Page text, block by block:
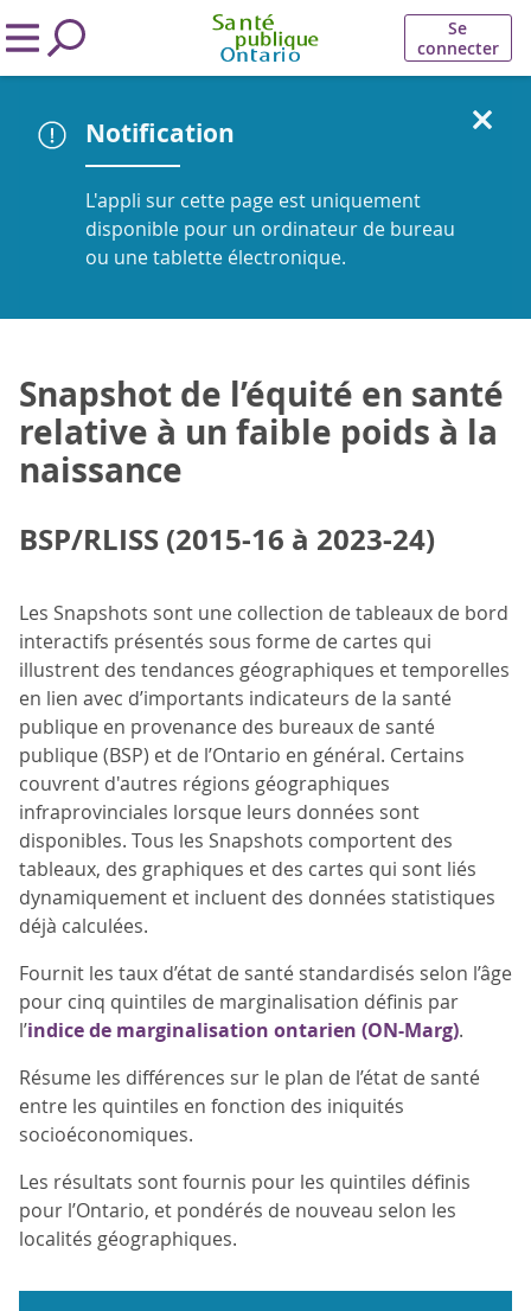
Se
connecter
Notification
L'appli sur cette page est uniquement
disponible pour un ordinateur de bureau
ou une tablette électronique.
Snapshot de l’équité en santé
relative à un faible poids à la
naissance
BSP/RLISS (2015-16 à 2023-24)
Les Snapshots sont une collection de tableaux de bord
interactifs présentés sous forme de cartes qui
illustrent des tendances géographiques et temporelles
en lien avec d’importants indicateurs de la santé
publique en provenance des bureaux de santé
publique (BSP) et de l’Ontario en général. Certains
couvrent d'autres régions géographiques
infraprovinciales lorsque leurs données sont
disponibles. Tous les Snapshots comportent des
tableaux, des graphiques et des cartes qui sont liés
dynamiquement et incluent des données statistiques
déjà calculées.
Fournit les taux d’état de santé standardisés selon l’âge
pour cinq quintiles de marginalisation définis par
l’indice de marginalisation ontarien (ON-Marg).
Résume les différences sur le plan de l’état de santé
entre les quintiles en fonction des iniquités
socioéconomiques.
Les résultats sont fournis pour les quintiles définis
pour l’Ontario, et pondérés de nouveau selon les
localités géographiques.